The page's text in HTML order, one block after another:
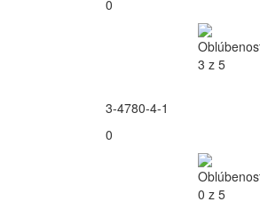
0
3-4780-4-1
0